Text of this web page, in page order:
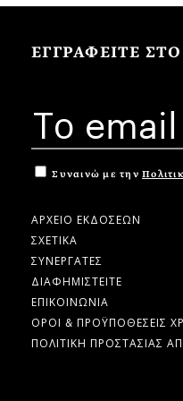
ΕΓΓΡΑΦΕΙΤΕ ΣΤΟ
Συναινώ με την
ΑΡΧΕΙΟ ΕΚΔΟΣΕΩΝ
ΣΧΕΤΙΚΑ
ΣΥΝΕΡΓΑΤΕΣ
ΔΙΑΦΗΜΙΣΤΕΙΤΕ
ΕΠΙΚΟΙΝΩΝΙΑ
ΟΡΟΙ & ΠΡΟΫΠΟΘΕΣΕΙΣ
ΠΟΛΙΤΙΚΗ ΠΡΟΣΤΑΣΙΑΣ